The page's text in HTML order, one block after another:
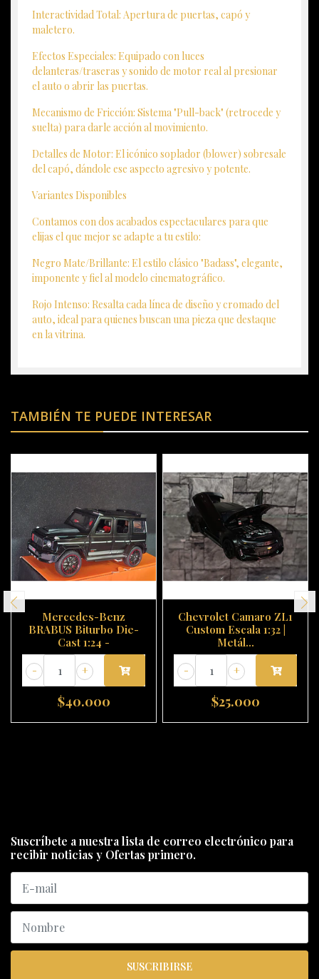
Interactividad Total: Apertura de puertas, capó y
maletero.
Efectos Especiales: Equipado con luces
delanteras/traseras y sonido de motor real al presionar
el auto o abrir las puertas.
Mecanismo de Fricción: Sistema "Pull-back" (retrocede y
suelta) para darle acción al movimiento.
Detalles de Motor: El icónico soplador (blower) sobresale
del capó, dándole ese aspecto agresivo y potente.
Variantes Disponibles
Contamos con dos acabados espectaculares para que
elijas el que mejor se adapte a tu estilo:
Negro Mate/Brillante: El estilo clásico "Badass", elegante,
imponente y fiel al modelo cinematográfico.
Rojo Intenso: Resalta cada línea de diseño y cromado del
auto, ideal para quienes buscan una pieza que destaque
en la vitrina.
TAMBIÉN TE PUEDE INTERESAR
Mercedes-Benz
BRABUS Biturbo Die-
Cast 1:24 -
+
-
$40.000
Chevrolet Camaro ZL1
Custom Escala 1:32 |
Metál...
+
-
$25.000
Suscríbete a nuestra lista de correo electrónico para
recibir noticias y Ofertas primero.
SUSCRIBIRSE